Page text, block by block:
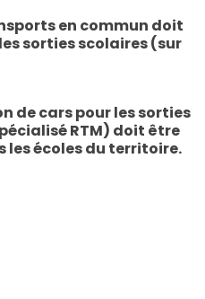
en commun doit
sorties scolaires (sur
de carspour les sorties
RTM) doit être
les écoles du territoire.